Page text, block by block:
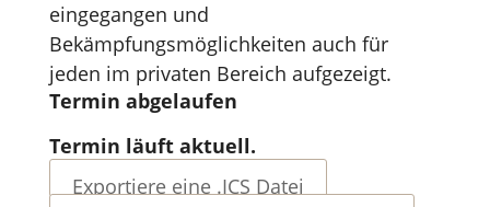
eingegangen und
Bekämpfungsmöglichkeiten auch für
jeden im privaten Bereich aufgezeigt.
Termin abgelaufen
Termin läuft aktuell.
Exportiere eine .ICS Datei